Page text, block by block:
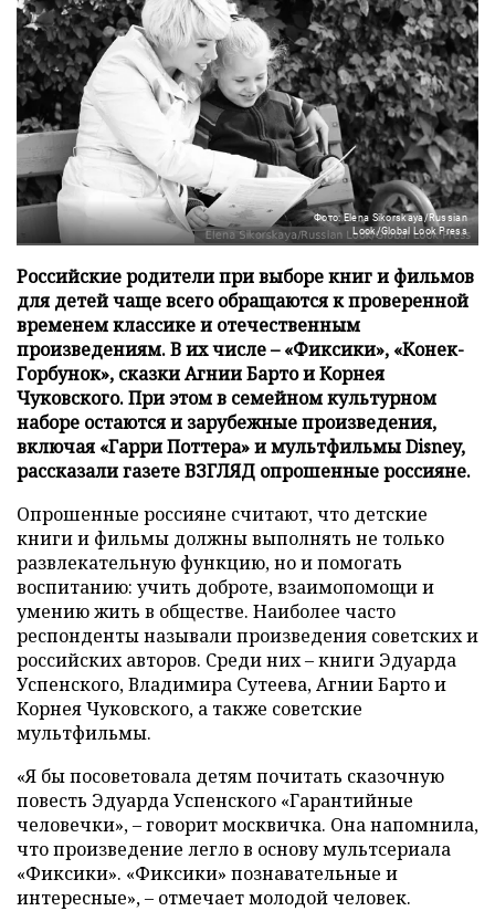
Фото: Elena Sikorskaya/Russian
Look/Global Look Press
Российские родители при выборе книг и фильмов
для детей чаще всего обращаются к проверенной
временем классике и отечественным
произведениям. В их числе – «Фиксики», «Конек-
Горбунок», сказки Агнии Барто и Корнея
Чуковского. При этом в семейном культурном
наборе остаются и зарубежные произведения,
включая «Гарри Поттера» и мультфильмы Disney,
рассказали газете ВЗГЛЯД опрошенные россияне.
Опрошенные россияне считают, что детские
книги и фильмы должны выполнять не только
развлекательную функцию, но и помогать
воспитанию: учить доброте, взаимопомощи и
умению жить в обществе. Наиболее часто
респонденты называли произведения советских и
российских авторов. Среди них – книги Эдуарда
Успенского, Владимира Сутеева, Агнии Барто и
Корнея Чуковского, а также советские
мультфильмы.
«Я бы посоветовала детям почитать сказочную
повесть Эдуарда Успенского «Гарантийные
человечки», – говорит москвичка. Она напомнила,
что произведение легло в основу мультсериала
«Фиксики». «Фиксики» познавательные и
интересные», – отмечает молодой человек.